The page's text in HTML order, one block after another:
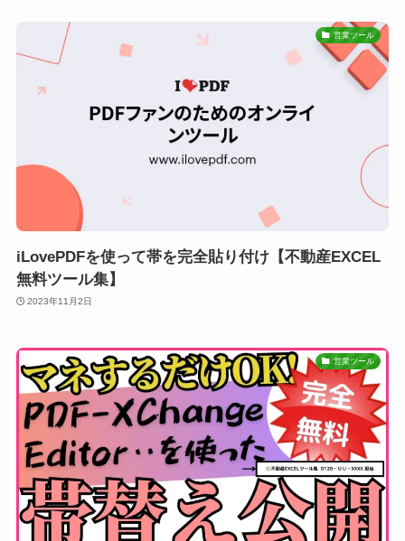
営業ツール
iLovePDFを使って帯を完全貼り付け【不動産EXCEL
無料ツール集】
2023年11月2日
営業ツール